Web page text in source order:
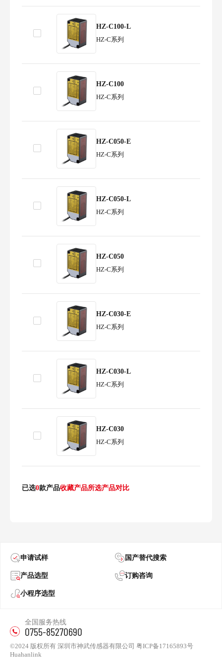
HZ-C100-L
HZ-C系列
HZ-C100
HZ-C系列
HZ-C050-E
HZ-C系列
HZ-C050-L
HZ-C系列
HZ-C050
HZ-C系列
HZ-C030-E
HZ-C系列
HZ-C030-L
HZ-C系列
HZ-C030
HZ-C系列
已选0款产品收藏产品所选产品对比
申请试样 国产替代搜索
产品选型 订购咨询
小程序选型
全国服务热线
0755-85270690
©2024 版权所有 深圳市神武传感器有限公司 粤ICP备17165893号
Huahanlink